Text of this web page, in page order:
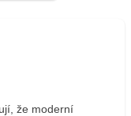
že moderní